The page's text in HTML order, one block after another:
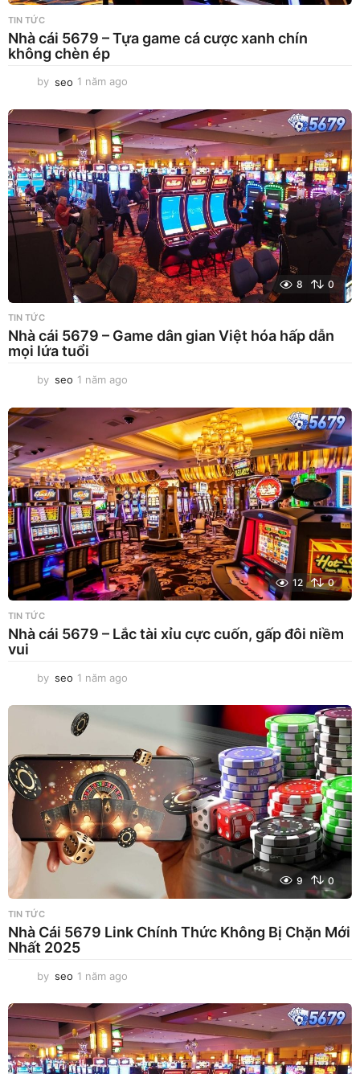
TIN TỨC
Nhà cái 5679 – Tựa game cá cược xanh chín
không chèn ép
by seo 1 năm ago
ă
m
a
g
o
8 0
TIN TỨC
Nhà cái 5679 – Game dân gian Việt hóa hấp dẫn
mọi lứa tuổi
by seo 1 năm ago
ă
m
a
g
o
12 0
TIN TỨC
Nhà cái 5679 – Lắc tài xỉu cực cuốn, gấp đôi niềm
vui
by seo 1 năm ago
ă
g
o
9 0
TIN TỨC
Nhà Cái 5679 Link Chính Thức Không Bị Chặn Mới
Nhất 2025
by seo 1 năm ago
ă
m
a
g
o